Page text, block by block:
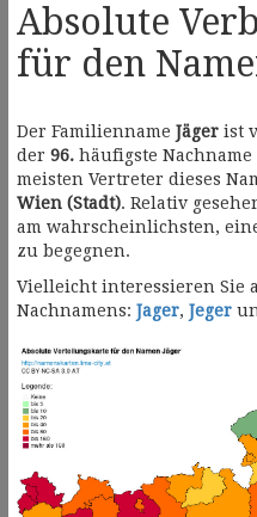
Absolute
für den
Der Familienname Jäger ist
der 96. häufigste
meisten Vertreter dieses
Wien (Stadt). Relativ
am wahrscheinlichsten,
zu begegnen.
Vielleicht interessieren Sie
Nachnamens: Jager, Jeger